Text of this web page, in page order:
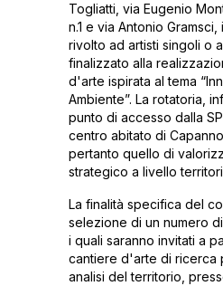
Togliatti, via Eugenio
n.1 e via Antonio
rivolto ad artisti singoli o
finalizzato alla
d'arte ispirata al tema
Ambiente”. La rotatoria,
punto di accesso dalla
centro abitato di
pertanto quello di
strategico a livello
La finalità specifica del
selezione di un numero di
i quali saranno invitati a
cantiere d'arte di ricerca
analisi del territorio,